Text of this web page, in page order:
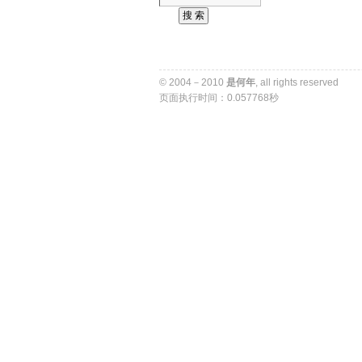
© 2004－2010 是何年 , all rights reserved
页面执行时间：0.057768秒